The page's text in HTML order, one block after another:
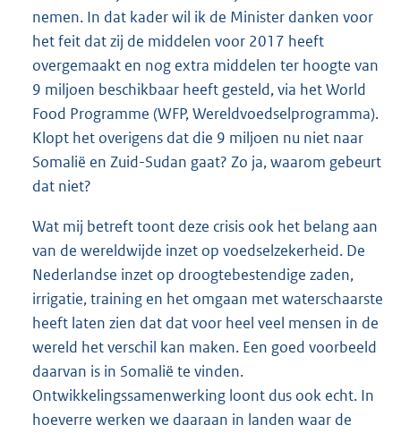
nemen. In dat kader wil ik de Minister danken voor
het feit dat zij de middelen voor 2017 heeft
overgemaakt en nog extra middelen ter hoogte van
9 miljoen beschikbaar heeft gesteld, via het World
Food Programme (WFP, Wereldvoedselprogramma).
Klopt het overigens dat die 9 miljoen nu niet naar
Somalië en Zuid-Sudan gaat? Zo ja, waarom gebeurt
dat niet?
Wat mij betreft toont deze crisis ook het belang aan
van de wereldwijde inzet op voedselzekerheid. De
Nederlandse inzet op droogtebestendige zaden,
irrigatie, training en het omgaan met waterschaarste
heeft laten zien dat dat voor heel veel mensen in de
wereld het verschil kan maken. Een goed voorbeeld
daarvan is in Somalië te vinden.
Ontwikkelingssamenwerking loont dus ook echt. In
hoeverre werken we daaraan in landen waar de